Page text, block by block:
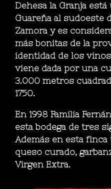
Dehesa la Granja
Guareña al sudoeste
Zamora y es
más bonitas de la
identidad de los
viene dada por una
3.000 metros
1750.
En 1998 Familia
esta bodega de tres
Además en esta
queso curado,
Virgen Extra.